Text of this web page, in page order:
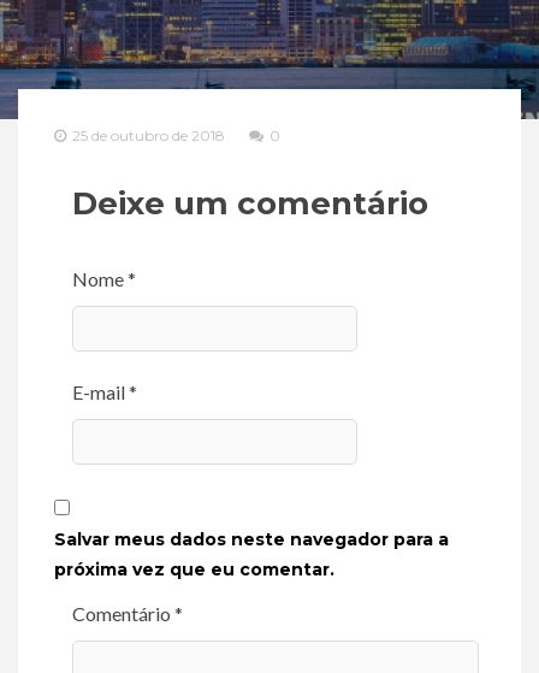
25 de outubro de 2018 0
Deixe um comentário
Nome *
E-mail *
Salvar meus dados neste navegador para a
próxima vez que eu comentar.
Comentário *